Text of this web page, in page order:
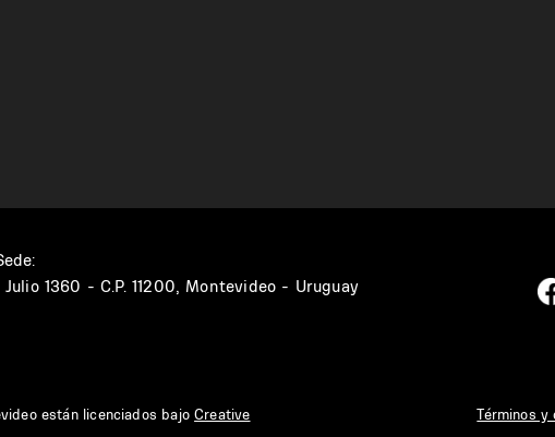
Julio 1360 - C.P. 11200, Montevideo - Uruguay
están licenciados bajoCreative
Términos